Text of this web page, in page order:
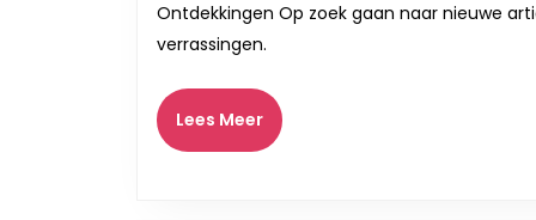
Muzikale
Ontdekkingen Op zoek gaan naar nieuwe
verrassingen.
Lees MeerLees
Meer